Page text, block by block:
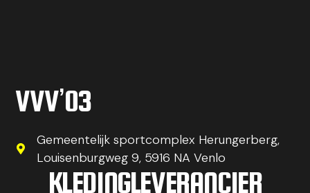
VVV’03
Gemeentelijk sportcomplex Herungerberg,
Louisenburgweg 9, 5916 NA Venlo
KLEDINGLEVERANCIER